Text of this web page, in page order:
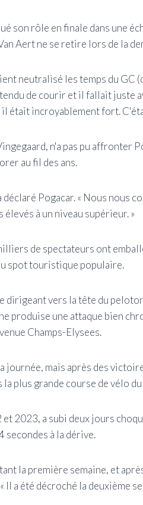
son rôle en finale dans une
Aert ne se retire lors de la
neutralisé les temps du GC
de courir et il fallait juste
il était incroyablement fort.
n'a pas pu affronter
au fil des ans.
déclaré Pogacar. « Nous nous
à un niveau supérieur. »
de spectateurs ont
spot touristique populaire.
dirigeant vers la tête du
produise une attaque bien
Champs-Elysees.
journée, mais après des
plus grande course de vélo
2023, a subi deux jours
secondes à la dérive.
la première semaine, et
Il a été décroché la deuxième